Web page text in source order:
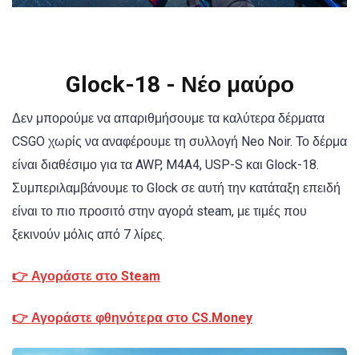
Glock-18 - Νέο μαύρο
Δεν μπορούμε να απαριθμήσουμε τα καλύτερα δέρματα
CSGO χωρίς να αναφέρουμε τη συλλογή Neo Noir. Το δέρμα
είναι διαθέσιμο για τα AWP, M4A4, USP-S και Glock-18.
Συμπεριλαμβάνουμε το Glock σε αυτή την κατάταξη επειδή
είναι το πιο προσιτό στην αγορά steam, με τιμές που
ξεκινούν μόλις από 7 λίρες.
👉 Αγοράστε στο Steam
👉 Αγοράστε φθηνότερα στο CS.Money